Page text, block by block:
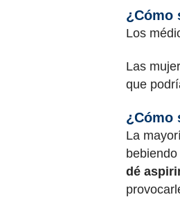
¿Cómo
Los
Las
que
¿Cómo
La
dé